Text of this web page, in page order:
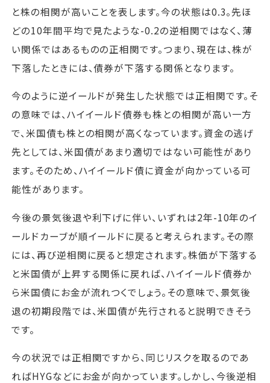
と株の相関が高いことを表します。今の状態は0.3。先ほ
どの10年間平均で見たような-0.2の逆相関ではなく、薄
い関係ではあるものの正相関です。つまり、現在は、株が
下落したときには、債券が下落する関係となります。
今のように逆イールドが発生した状態では正相関です。そ
の意味では、ハイイールド債券も株との相関が高い一方
で、米国債も株との相関が高くなっています。資金の逃げ
先としては、米国債があまり適切ではない可能性があり
ます。そのため、ハイイールド債に資金が向かっている可
能性があります。
今後の景気後退や利下げに伴い、いずれは2年-10年のイ
ールドカーブが順イールドに戻ると考えられます。その際
には、再び逆相関に戻ると想定されます。株価が下落する
と米国債が上昇する関係に戻れば、ハイイールド債券か
ら米国債にお金が流れつくでしょう。その意味で、景気後
退の初期段階では、米国債が先行されると説明できそう
です。
今の状況では正相関ですから、同じリスクを取るのであ
ればHYGなどにお金が向かっています。しかし、今後逆相